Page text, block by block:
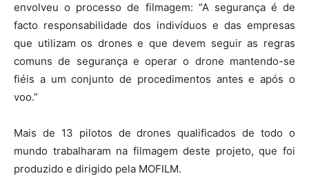
envolveu o processo de filmagem: “A segurança é de
facto responsabilidade dos indivíduos e das empresas
que utilizam os drones e que devem seguir as regras
comuns de segurança e operar o drone mantendo-se
fiéis a um conjunto de procedimentos antes e após o
voo.”
Mais de 13 pilotos de drones qualificados de todo o
mundo trabalharam na filmagem deste projeto, que foi
produzido e dirigido pela MOFILM.